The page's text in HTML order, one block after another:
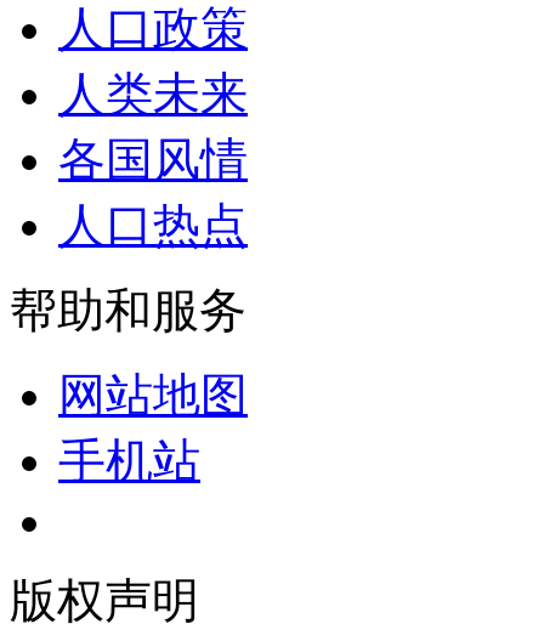
人口政策
人类未来
各国风情
人口热点
帮助和服务
网站地图
手机站
版权声明